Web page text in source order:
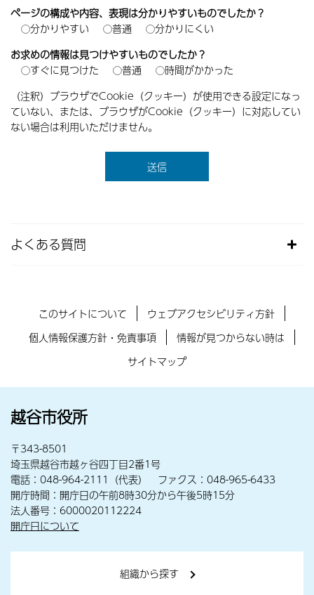
ページの構成や内容、表現は分かりやすいものでしたか？
分かりやすい
普通
分かりにくい
お求めの情報は見つけやすいものでしたか？
すぐに見つけた
普通
時間がかかった
（注釈）ブラウザでCookie（クッキー）が使用できる設定になっ
ていない、または、ブラウザがCookie（クッキー）に対応してい
ない場合は利用いただけません。
よくある質問
このサイトについて
ウェブアクセシビリティ方針
個人情報保護方針・免責事項
情報が見つからない時は
サイトマップ
越谷市役所
〒343-8501
埼玉県越谷市越ヶ谷四丁目2番1号
電話：048-964-2111（代表） ファクス：048-965-6433
開庁時間：開庁日の午前8時30分から午後5時15分
法人番号：6000020112224
開庁日について
組織から探す